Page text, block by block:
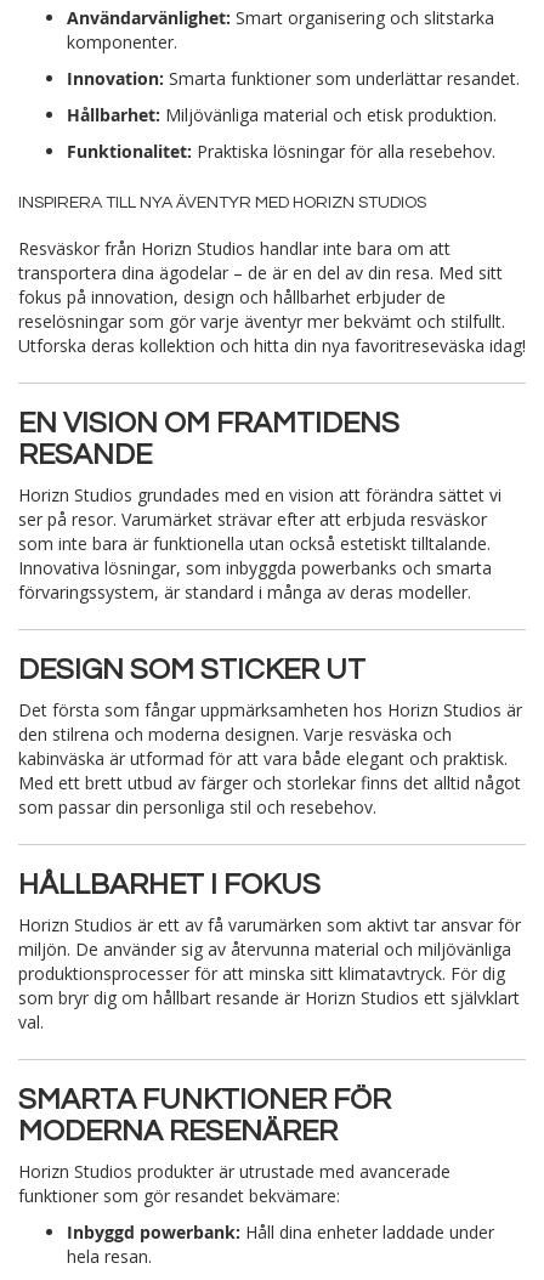
Användarvänlighet: Smart organisering och slitstarka
komponenter.
Innovation: Smarta funktioner som underlättar resandet.
Hållbarhet: Miljövänliga material och etisk produktion.
Funktionalitet: Praktiska lösningar för alla resebehov.
INSPIRERA TILL NYA ÄVENTYR MED HORIZN STUDIOS
Resväskor från Horizn Studios handlar inte bara om att
transportera dina ägodelar – de är en del av din resa. Med sitt
fokus på innovation, design och hållbarhet erbjuder de
reselösningar som gör varje äventyr mer bekvämt och stilfullt.
Utforska deras kollektion och hitta din nya favoritreseväska idag!
EN VISION OM FRAMTIDENS
RESANDE
Horizn Studios grundades med en vision att förändra sättet vi
ser på resor. Varumärket strävar efter att erbjuda resväskor
som inte bara är funktionella utan också estetiskt tilltalande.
Innovativa lösningar, som inbyggda powerbanks och smarta
förvaringssystem, är standard i många av deras modeller.
DESIGN SOM STICKER UT
Det första som fångar uppmärksamheten hos Horizn Studios är
den stilrena och moderna designen. Varje resväska och
kabinväska är utformad för att vara både elegant och praktisk.
Med ett brett utbud av färger och storlekar finns det alltid något
som passar din personliga stil och resebehov.
HÅLLBARHET I FOKUS
Horizn Studios är ett av få varumärken som aktivt tar ansvar för
miljön. De använder sig av återvunna material och miljövänliga
produktionsprocesser för att minska sitt klimatavtryck. För dig
som bryr dig om hållbart resande är Horizn Studios ett självklart
val.
SMARTA FUNKTIONER FÖR
MODERNA RESENÄRER
Horizn Studios produkter är utrustade med avancerade
funktioner som gör resandet bekvämare:
Inbyggd powerbank: Håll dina enheter laddade under
hela resan.